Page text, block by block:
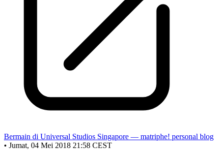
Bermain di Universal Studios Singapore — matriphe! personal blog
• Jumat, 04 Mei 2018 21:58 CEST